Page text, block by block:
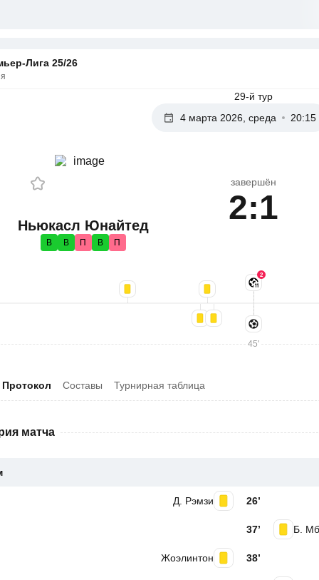
Лига 25/26
29-й тур
4 марта 2026, среда
20:15
Ньюкасл Юнайтед
В В П В П
завершён
2:1
2
45'
Протокол Составы Турнирная таблица
матча
Д. Рэмзи 26’
Б.
37’
Жоэлинтон 38’